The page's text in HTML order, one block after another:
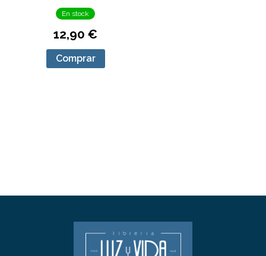
En stock
12,90 €
Comprar